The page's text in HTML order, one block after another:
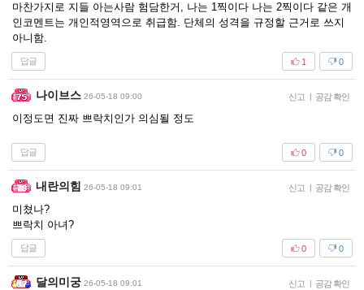
마찬가지로 지들 아는사람 험담한거, 나는 1찍이다 나는 2찍이다 같은 개
인코멘트는 개인적영역으로 취급함. 단체의 성격을 규정할 근거로 쓰지
아니함.
답글 0
1
나이브스 26-05-18 09:00 신고 | 공감 확인
이정도면 진짜 쁘락치인가 의심될 정도
답글 0
0
내란의힘 26-05-18 09:01 신고 | 공감 확인
미쳤나?
쁘락치 아녀?
답글 0
0
달의미궁 26-05-18 09:01 신고 | 공감 확인